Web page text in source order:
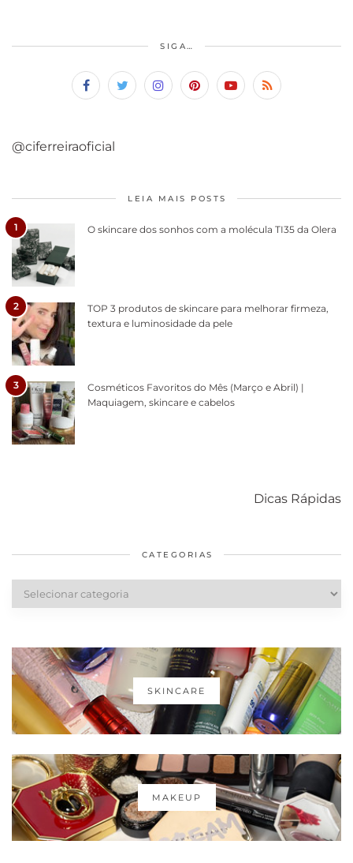
SIGA…
@ciferreiraoficial
LEIA MAIS POSTS
1 O skincare dos sonhos com a molécula TI35 da Olera
2
TOP 3 produtos de skincare para melhorar firmeza,
textura e luminosidade da pele
3
Cosméticos Favoritos do Mês (Março e Abril) |
Maquiagem, skincare e cabelos
Dicas Rápidas
diários
cabelos
CATEGORIAS
Categorias
SKINCARE
MAKEUP